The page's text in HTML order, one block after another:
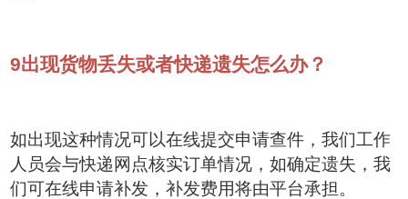
9出现货物丢失或者快递遗失怎么办？
如出现这种情况可以在线提交申请查件，我们工作
人员会与快递网点核实订单情况，如确定遗失，我
们可在线申请补发，补发费用将由平台承担。